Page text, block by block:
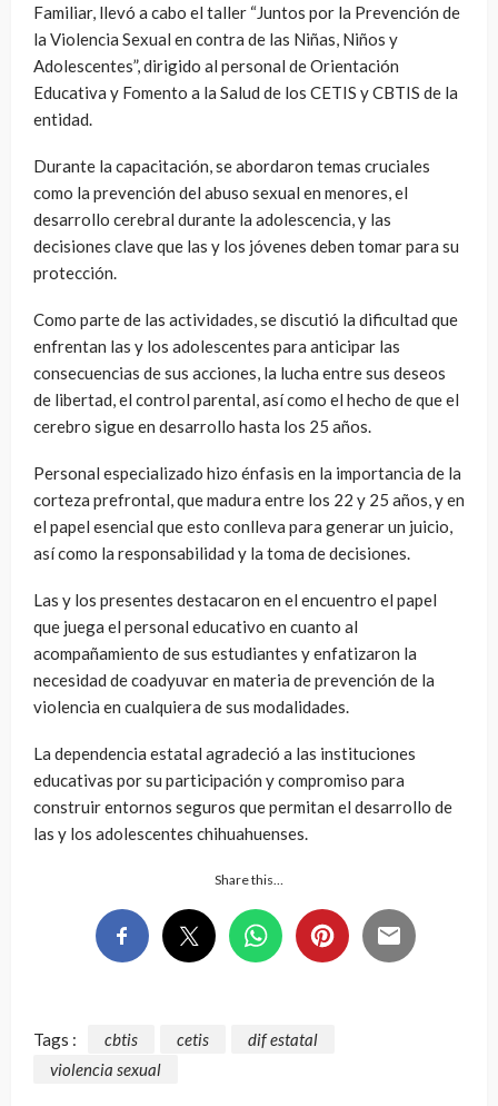
Familiar, llevó a cabo el taller “Juntos por la Prevención de
la Violencia Sexual en contra de las Niñas, Niños y
Adolescentes”, dirigido al personal de Orientación
Educativa y Fomento a la Salud de los CETIS y CBTIS de la
entidad.
Durante la capacitación, se abordaron temas cruciales
como la prevención del abuso sexual en menores, el
desarrollo cerebral durante la adolescencia, y las
decisiones clave que las y los jóvenes deben tomar para su
protección.
Como parte de las actividades, se discutió la dificultad que
enfrentan las y los adolescentes para anticipar las
consecuencias de sus acciones, la lucha entre sus deseos
de libertad, el control parental, así como el hecho de que el
cerebro sigue en desarrollo hasta los 25 años.
Personal especializado hizo énfasis en la importancia de la
corteza prefrontal, que madura entre los 22 y 25 años, y en
el papel esencial que esto conlleva para generar un juicio,
así como la responsabilidad y la toma de decisiones.
Las y los presentes destacaron en el encuentro el papel
que juega el personal educativo en cuanto al
acompañamiento de sus estudiantes y enfatizaron la
necesidad de coadyuvar en materia de prevención de la
violencia en cualquiera de sus modalidades.
La dependencia estatal agradeció a las instituciones
educativas por su participación y compromiso para
construir entornos seguros que permitan el desarrollo de
las y los adolescentes chihuahuenses.
Share this…
Tags : cbtis cetis
dif estatal
violencia sexual